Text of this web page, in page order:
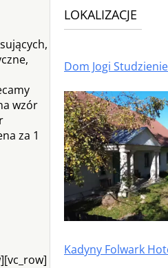
wzór
za 1
LOKALIZACJE
Dom Jogi
Kadyny Folwark